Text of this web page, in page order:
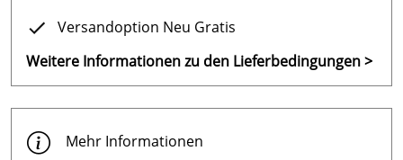
Versandoption Neu Gratis
Weitere Informationen zu den Lieferbedingungen >
Mehr Informationen